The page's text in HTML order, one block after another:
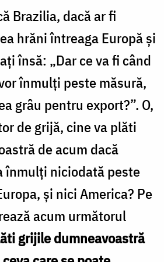
Brazilia, dacă ar fi
hrăni întreaga Europă şi
însă: „Dar ce va fi când
înmulţi peste măsură,
grâu pentru export?”. O,
de grijă, cine va plăti
de acum dacă
înmulţi niciodată peste
şi nici America? Pe
acum următorul
grijile dumneavoastră